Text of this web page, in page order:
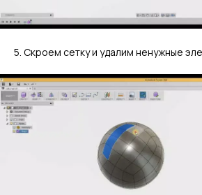
5. Скроем сетку и удалим ненужные